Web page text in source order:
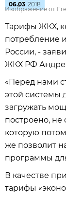
06.03 2018
Изображение от
Тарифы ЖКХ,
потребление
России, -
ЖКХ РФ
«Перед нами
этой системы
загружать
построено, не
которую
же позволит
программы
В качестве
тарифы